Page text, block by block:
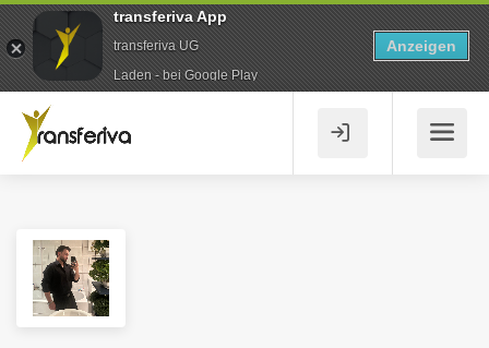
transferiva App
transferiva UG
Laden - bei Google Play
Anzeigen